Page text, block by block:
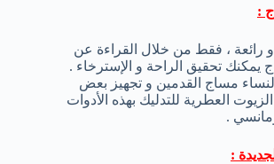
رائعة ، فقط من خلال القراءة عن
يمكنك تحقيق الراحة و الإسترخاء .
مساج القدمين و تجهيز بعض
العطرية للتدليك بهذه الأدوات
.